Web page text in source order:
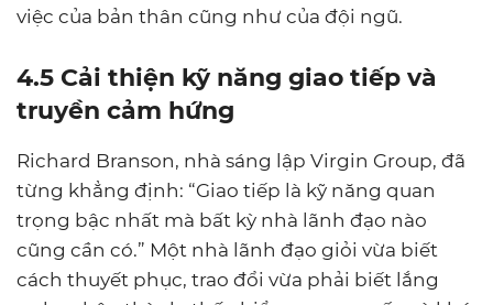
việc của bản thân cũng như của đội ngũ.
4.5 Cải thiện kỹ năng giao tiếp và
truyền cảm hứng
Richard Branson, nhà sáng lập Virgin Group, đã
từng khẳng định: “Giao tiếp là kỹ năng quan
trọng bậc nhất mà bất kỳ nhà lãnh đạo nào
cũng cần có.” Một nhà lãnh đạo giỏi vừa biết
cách thuyết phục, trao đổi vừa phải biết lắng